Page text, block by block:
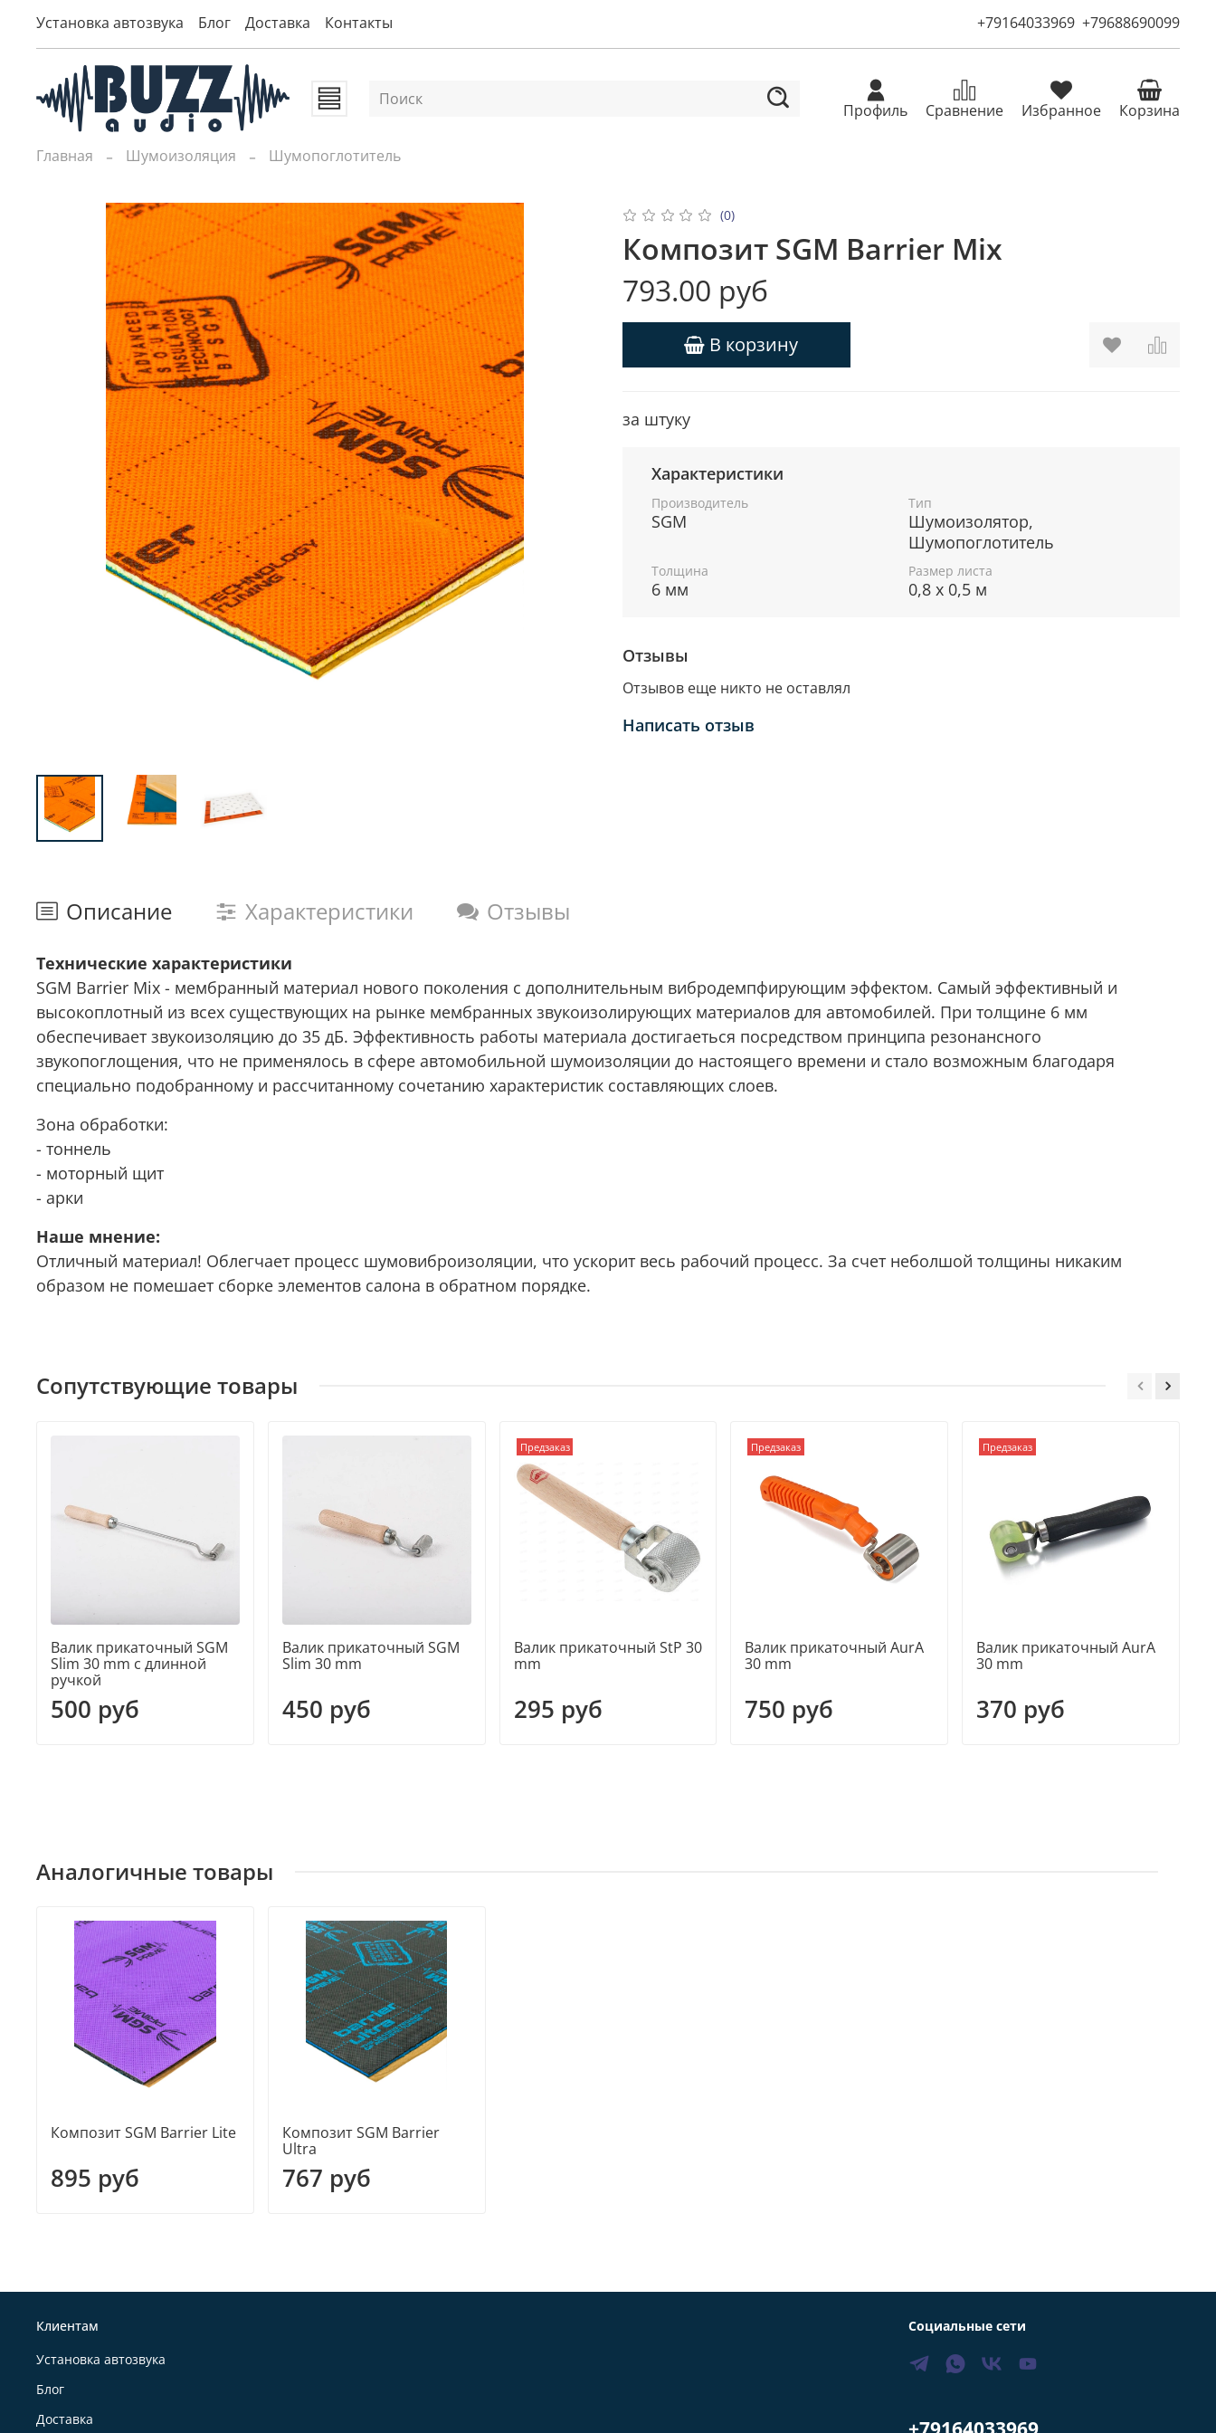
Установка автозвука Блог Доставка Контакты +79164033969 +79688690099
Профиль Сравнение Избранное Корзина
Главная Шумоизоляция Шумопоглотитель
(0)
Композит SGM Barrier Mix
793.00 руб
В корзину
за штуку
Характеристики
Производитель
SGM
Тип
Шумоизолятор,
Шумопоглотитель
Толщина
6 мм
Размер листа
0,8 х 0,5 м
Отзывы
Отзывов еще никто не оставлял
Написать отзыв
Описание Характеристики Отзывы
Технические характеристики
SGM Barrier Mix - мембранный материал нового поколения с дополнительным вибродемпфирующим эффектом. Самый эффективный и
высокоплотный из всех существующих на рынке мембранных звукоизолирующих материалов для автомобилей. При толщине 6 мм
обеспечивает звукоизоляцию до 35 дБ. Эффективность работы материала достигаеться посредством принципа резонансного
звукопоглощения, что не применялось в сфере автомобильной шумоизоляции до настоящего времени и стало возможным благодаря
специально подобранному и рассчитанному сочетанию характеристик составляющих слоев.
Зона обработки:
- тоннель
- моторный щит
- арки
Наше мнение:
Отличный материал! Облегчает процесс шумовиброизоляции, что ускорит весь рабочий процесс. За счет неболшой толщины никаким
образом не помешает сборке элементов салона в обратном порядке.
Сопутствующие товары
Валик прикаточный SGM
Slim 30 mm с длинной
ручкой
500 руб
Валик прикаточный SGM
Slim 30 mm
450 руб
Предзаказ
Валик прикаточный StP 30
mm
295 руб
Предзаказ
Валик прикаточный AurA
30 mm
750 руб
Предзаказ
Валик прикаточный AurA
30 mm
370 руб
Аналогичные товары
Композит SGM Barrier Lite
895 руб
Композит SGM Barrier
Ultra
767 руб
Клиентам
Установка автозвука
Блог
Доставка
Социальные сети